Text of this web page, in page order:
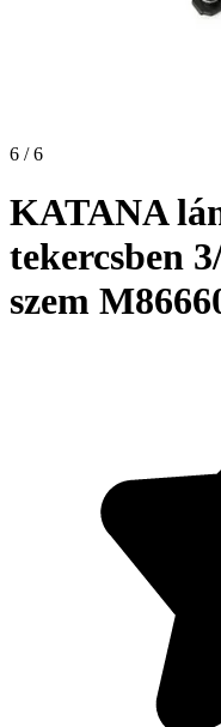
6 / 6
KATANA
tekercsben
szem